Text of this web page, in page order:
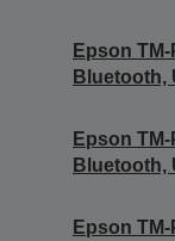
Epson
Bluetooth,
Epson
Bluetooth,
Epson